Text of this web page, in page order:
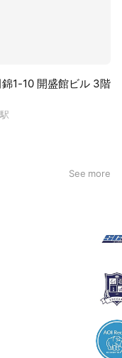
1-10 開盛館ビル 3階
See more